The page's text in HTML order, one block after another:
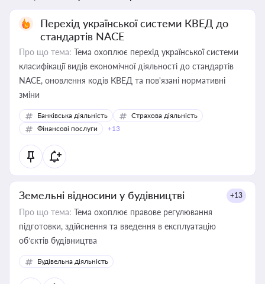
Перехід української системи КВЕД до
стандартів NACE
Про що тема: Тема охоплює перехід української системи
класифікації видів економічної діяльності до стандартів
NACE, оновлення кодів КВЕД та пов'язані нормативні
зміни
Банківська діяльність
Страхова діяльність
Фінансові послуги
+13
Земельні відносини у будівництві +13
Про що тема: Тема охоплює правове регулювання
підготовки, здійснення та введення в експлуатацію
об’єктів будівництва
Будівельна діяльність